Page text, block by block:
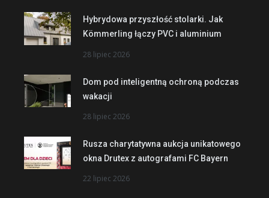
Hybrydowa przyszłość stolarki. Jak
Kömmerling łączy PVC i aluminium
28 lipiec 2026
Dom pod inteligentną ochroną podczas
wakacji
28 lipiec 2026
Rusza charytatywna aukcja unikatowego
okna Drutex z autografami FC Bayern
22 lipiec 2026